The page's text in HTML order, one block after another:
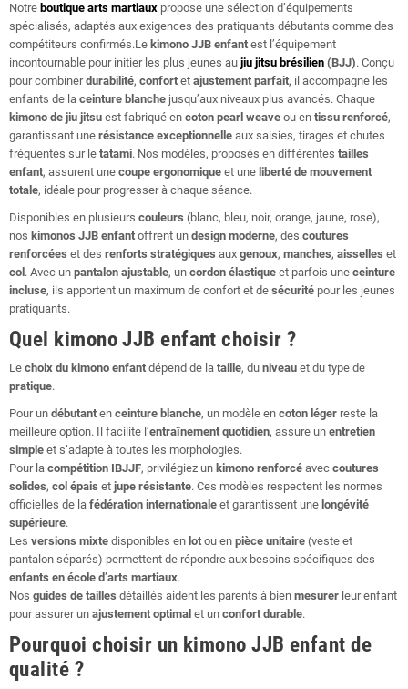
Notre boutique arts martiaux propose une sélection d’équipements
spécialisés, adaptés aux exigences des pratiquants débutants comme des
compétiteurs confirmés.Le kimono JJB enfant est l’équipement
incontournable pour initier les plus jeunes au jiu jitsu brésilien (BJJ). Conçu
pour combinerdurabilité, confort et ajustement parfait, il accompagne les
enfants de la ceinture blanche jusqu’aux niveaux plus avancés. Chaque
kimono de jiu jitsu est fabriqué en coton pearl weave ou en tissu renforcé,
garantissant une résistance exceptionnelle aux saisies, tirages et chutes
fréquentes sur le tatami. Nos modèles, proposés en différentes tailles
enfant, assurent une coupe ergonomique et une liberté de mouvement
totale, idéale pour progresser à chaque séance.
Disponibles en plusieurs couleurs (blanc, bleu, noir, orange, jaune, rose),
nos kimonos JJB enfant offrent un design moderne, des coutures
renforcées et des renforts stratégiques aux genoux, manches, aisselles et
col . Avec un pantalon ajustable, un cordon élastique et parfois une ceinture
incluse, ils apportent un maximum de confort et de sécurité pour les jeunes
pratiquants.
Quel kimono JJB enfant choisir ?
Le choix du kimono enfant dépend de la taille, du niveau et du type de
pratique.
Pour un débutant en ceinture blanche, un modèle en coton léger reste la
meilleure option. Il facilite l’entraînement quotidien, assure un entretien
simple et s’adapte à toutes les morphologies.
Pour la compétition IBJJF, privilégiez un kimono renforcé avec coutures
solides, col épais et jupe résistante. Ces modèles respectent les normes
officielles de la fédération internationale et garantissent une longévité
supérieure.
Les versions mixte disponibles en lot ou en pièce unitaire (veste et
pantalon séparés) permettent de répondre aux besoins spécifiques des
enfants en école d’arts martiaux.
Nos guides de tailles détaillés aident les parents à bien mesurer leur enfant
pour assurer un ajustement optimal et un confort durable.
Pourquoi choisir un kimono JJB enfant de
qualité ?